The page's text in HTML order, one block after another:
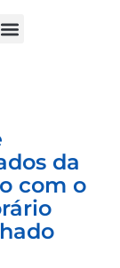
da
com o